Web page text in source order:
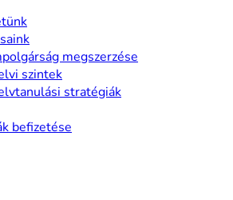
megszerzése
szintek
stratégiák
befizetése